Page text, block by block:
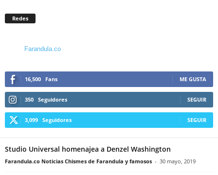
Redes
Farandula.co
16,500 Fans ME GUSTA
350 Seguidores SEGUIR
3,099 Seguidores SEGUIR
Studio Universal homenajea a Denzel Washington
Farandula.co Noticias Chismes de Farandula y famosos - 30 mayo, 2019